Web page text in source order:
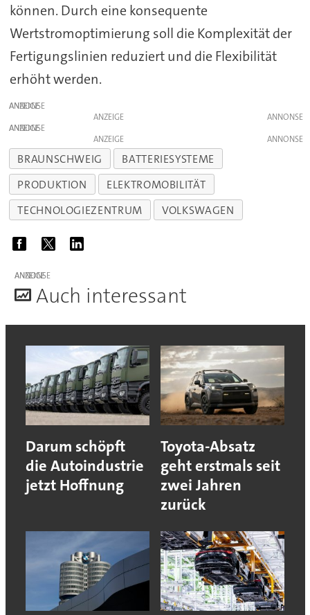
können. Durch eine konsequente
Wertstromoptimierung soll die Komplexität der
Fertigungslinien reduziert und die Flexibilität
erhöht werden.
ANZEIGE
ANZEIGE
ANZEIGE
ANZEIGE
BRAUNSCHWEIG
BATTERIESYSTEME
PRODUKTION
ELEKTROMOBILITÄT
TECHNOLOGIEZENTRUM
VOLKSWAGEN
ANZEIGE
Auch interessant
Darum schöpft
die Autoindustrie
jetzt Hoffnung
Toyota-Absatz
geht erstmals seit
zwei Jahren
zurück